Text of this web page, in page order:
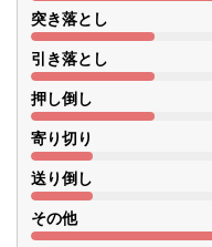
突き落とし
引き落とし
押し倒し
寄り切り
送り倒し
その他